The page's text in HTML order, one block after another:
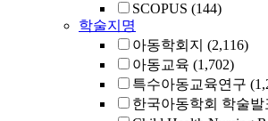
SCOPUS (144)
학술지명
아동학회지 (2,116)
아동교육 (1,702)
특수아동교육연구
한국아동학회 학술발